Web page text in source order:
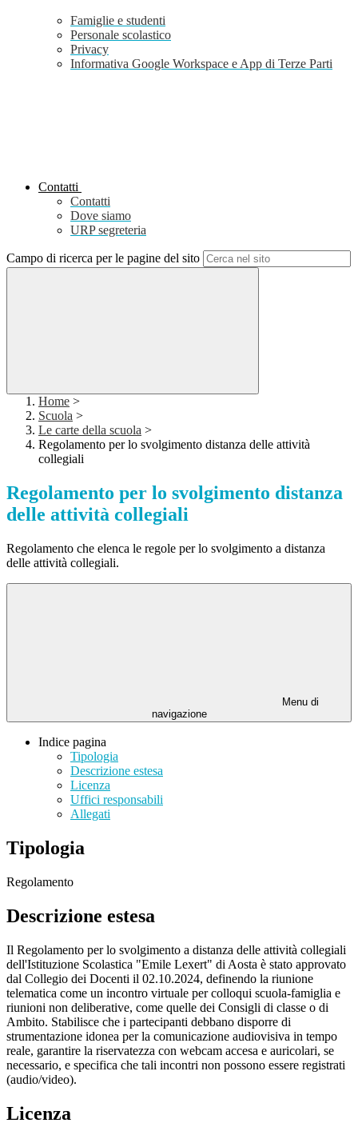
Famiglie e studenti
Personale scolastico
Privacy
Informativa Google Workspace e App di Terze Parti
Contatti
Contatti
Dove siamo
URP segreteria
Campo di ricerca per le pagine del sito
Home >
Scuola >
Le carte della scuola >
Regolamento per lo svolgimento distanza delle attività
collegiali
Regolamento per lo svolgimento distanza
delle attività collegiali
Regolamento che elenca le regole per lo svolgimento a distanza
delle attività collegiali.
Menu di
navigazione
Indice pagina
Tipologia
Descrizione estesa
Licenza
Uffici responsabili
Allegati
Tipologia
Regolamento
Descrizione estesa
Il Regolamento per lo svolgimento a distanza delle attività collegiali
dell'Istituzione Scolastica "Emile Lexert" di Aosta è stato approvato
dal Collegio dei Docenti il 02.10.2024, definendo la riunione
telematica come un incontro virtuale per colloqui scuola-famiglia e
riunioni non deliberative, come quelle dei Consigli di classe o di
Ambito. Stabilisce che i partecipanti debbano disporre di
strumentazione idonea per la comunicazione audiovisiva in tempo
reale, garantire la riservatezza con webcam accesa e auricolari, se
necessario, e specifica che tali incontri non possono essere registrati
(audio/video).
Licenza